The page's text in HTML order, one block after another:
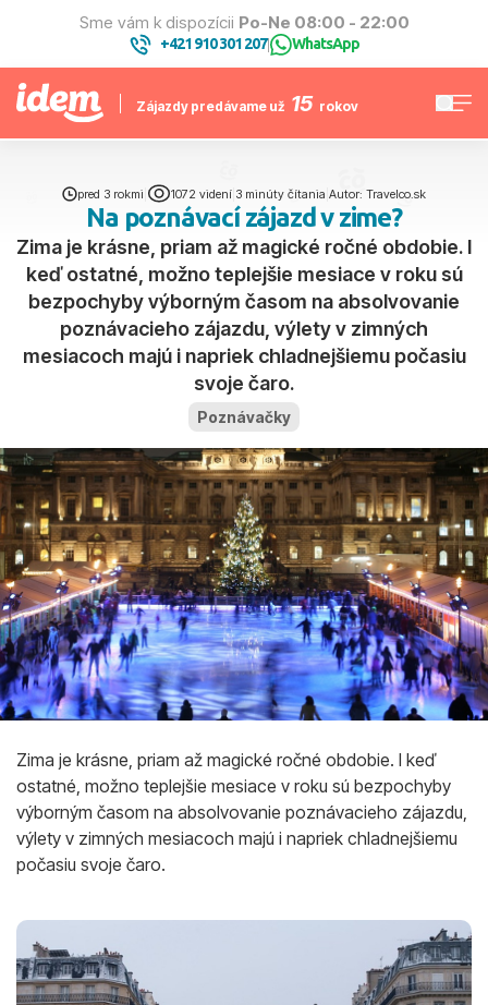
Sme vám k dispozícii Po-Ne 08:00 - 22:00
+421 910 301 207| WhatsApp
Zájazdy predávame už 15 rokov
pred 3 rokmi 1072 videní 3 minúty čítania Autor: Travelco.sk
Na poznávací zájazd v zime?
Zima je krásne, priam až magické ročné obdobie. I
keď ostatné, možno teplejšie mesiace v roku sú
bezpochyby výborným časom na absolvovanie
poznávacieho zájazdu, výlety v zimných
mesiacoch majú i napriek chladnejšiemu počasiu
svoje čaro.
Poznávačky
Zima je krásne, priam až magické ročné obdobie. I keď
ostatné, možno teplejšie mesiace v roku sú bezpochyby
výborným časom na absolvovanie poznávacieho zájazdu,
výlety v zimných mesiacoch majú i napriek chladnejšiemu
počasiu svoje čaro.